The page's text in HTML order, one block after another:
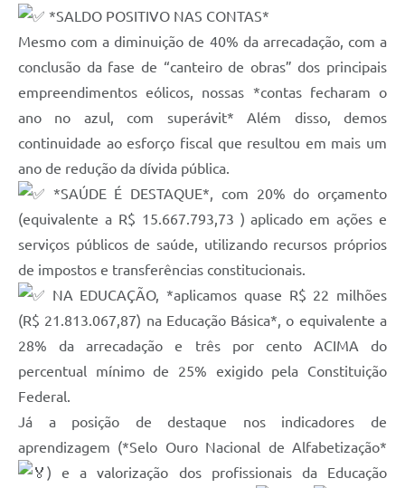
*SALDO POSITIVO NAS CONTAS*
Mesmo com a diminuição de 40% da arrecadação, com a
conclusão da fase de “canteiro de obras” dos principais
empreendimentos eólicos, nossas *contas fecharam o
ano no azul, com superávit* Além disso, demos
continuidade ao esforço fiscal que resultou em mais um
ano de redução da dívida pública.
*SAÚDE É DESTAQUE*, com 20% do orçamento
(equivalente a R$ 15.667.793,73 ) aplicado em ações e
serviços públicos de saúde, utilizando recursos próprios
de impostos e transferências constitucionais.
NA EDUCAÇÃO, *aplicamos quase R$ 22 milhões
(R$ 21.813.067,87) na Educação Básica*, o equivalente a
28% da arrecadação e três por cento ACIMA do
percentual mínimo de 25% exigido pela Constituição
Federal.
Já a posição de destaque nos indicadores de
aprendizagem (*Selo Ouro Nacional de Alfabetização*
) e a valorização dos profissionais da Educação